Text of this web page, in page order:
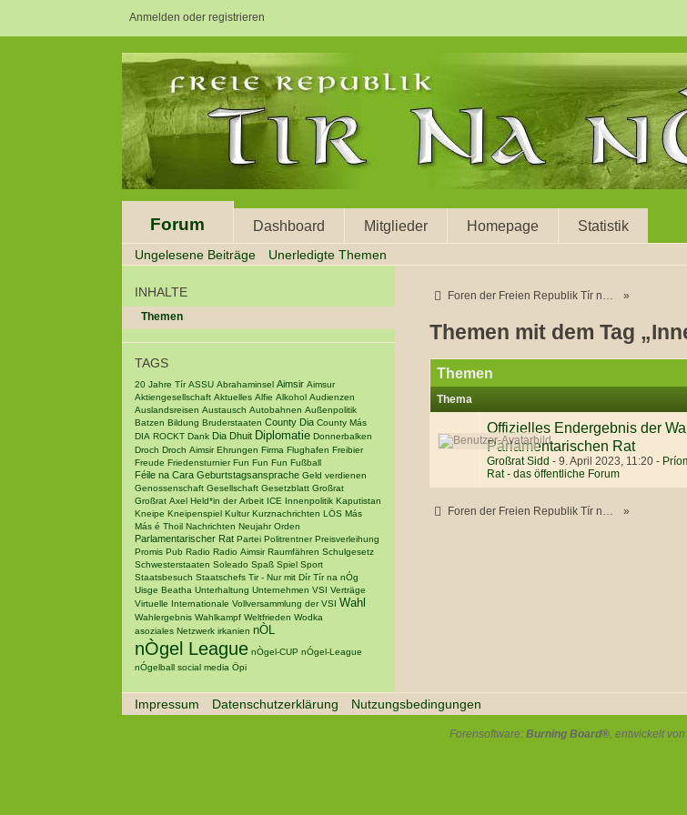
Anmelden oder registrieren
Forum Dashboard Mitglieder Homepage Statistik
Ungelesene Beiträge Unerledigte Themen
INHALTE
Themen
TAGS
20 Jahre Tír ASSU Abrahaminsel Aimsir Aimsur
Aktiengesellschaft Aktuelles Alfie Alkohol Audienzen
Auslandsreisen Austausch Autobahnen Außenpolitik
Batzen Bildung Bruderstaaten County Dia County Más
DIA ROCKT Dank Dia Dhuit Diplomatie Donnerbalken
Droch Droch Aimsir Ehrungen Firma Flughafen Freibier
Freude Friedensturnier Fun Fun Fun Fußball
Féile na Cara Geburtstagsansprache Geld verdienen
Genossenschaft Gesellschaft Gesetzblatt Großrat
Großrat Axel Held*in der Arbeit ICE Innenpolitik Kaputistan
Kneipe Kneipenspiel Kultur Kurznachrichten LÖS Más
Más é Thoil Nachrichten Neujahr Orden
Parlamentarischer Rat Partei Politrentner Preisverleihung
Promis Pub Radio Radio Aimsir Raumfähren Schulgesetz
Schwesterstaaten Soleado Spaß Spiel Sport
Staatsbesuch Staatschefs Tir - Nur mit Dír Tír na nÓg
Uisge Beatha Unterhaltung Unternehmen VSI Verträge
Virtuelle Internationale Vollversammlung der VSI Wahl
Wahlergebnis Wahlkampf Weltfrieden Wodka
asoziales Netzwerk irkanien nÒL
nÒgel League nÒgel-CUP nÓgel-League
nÓgelball social media Öpi
Foren der Freien Republik Tír na nÓg. Painéal na nÓgann. »
Themen mit dem Tag
Themen
Thema
Offizielles Endergebnis der
Parlamentarischen Rat
Großrat Sidd -9. April 2023, 11:20 -
Rat - das öffentliche Forum
Foren der Freien Republik Tír na nÓg. Painéal na nÓgann. »
Impressum Datenschutzerklärung Nutzungsbedingungen
Forensoftware: Burning Board® , entwickelt von